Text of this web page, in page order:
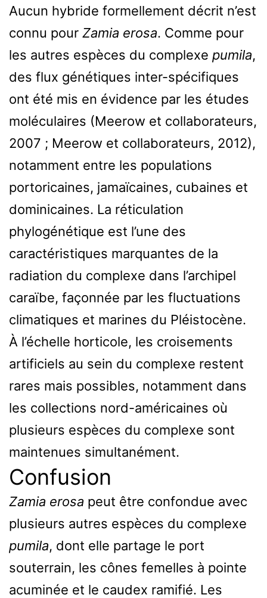
Aucun hybride formellement décrit n’est
connu pour Zamia erosa. Comme pour
les autres espèces du complexe pumila,
des flux génétiques inter-spécifiques
ont été mis en évidence par les études
moléculaires (Meerow et collaborateurs,
2007 ; Meerow et collaborateurs, 2012),
notamment entre les populations
portoricaines, jamaïcaines, cubaines et
dominicaines. La réticulation
phylogénétique est l’une des
caractéristiques marquantes de la
radiation du complexe dans l’archipel
caraïbe, façonnée par les fluctuations
climatiques et marines du Pléistocène.
À l’échelle horticole, les croisements
artificiels au sein du complexe restent
rares mais possibles, notamment dans
les collections nord-américaines où
plusieurs espèces du complexe sont
maintenues simultanément.
Confusion
Zamia erosa peut être confondue avec
plusieurs autres espèces du complexe
pumila, dont elle partage le port
souterrain, les cônes femelles à pointe
acuminée et le caudex ramifié. Les